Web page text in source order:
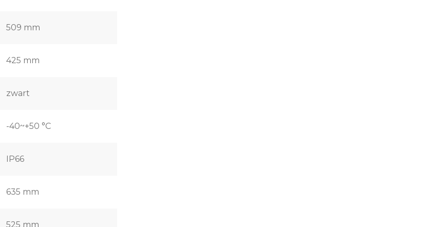
509 mm
425 mm
zwart
-40~+50 °C
IP66
635 mm
525 mm